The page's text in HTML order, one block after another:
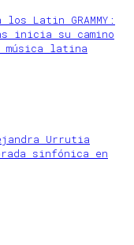
Latin GRAMMY:
inicia su camino
música latina
Urrutia
sinfónica en